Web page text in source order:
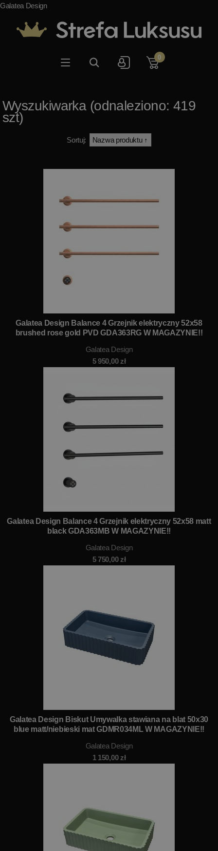
Galatea Design
0
Wyszukiwarka (odnaleziono: 419
szt)
Sortuj:
Galatea Design Balance 4 Grzejnik elektryczny 52x58
brushed rose gold PVD GDA363RG W MAGAZYNIE!!
Galatea Design
5 950,00zł
Galatea Design Balance 4 Grzejnik elektryczny 52x58 matt
black GDA363MB W MAGAZYNIE!!
Galatea Design
5 750,00zł
Galatea Design Biskut Umywalka stawiana na blat 50x30
blue matt/niebieski mat GDMR034ML W MAGAZYNIE!!
Galatea Design
1 150,00zł